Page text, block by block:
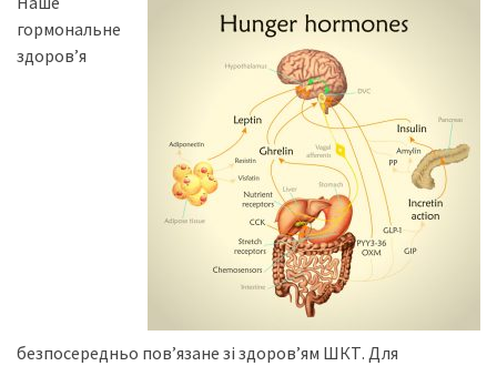
гормональне
здоров’я
безпосередньо пов’язане зі здоров’ям ШКТ. Для